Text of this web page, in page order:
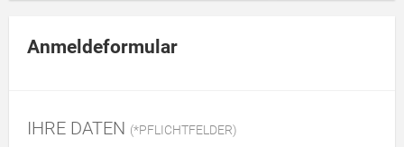
Anmeldeformular
IHRE DATEN (*PFLICHTFELDER)